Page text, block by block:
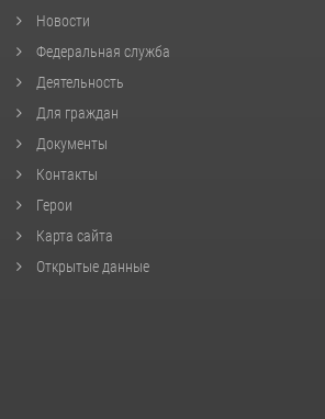
Новости
Федеральная служба
Деятельность
Для граждан
Документы
Контакты
Герои
Карта сайта
Открытые данные